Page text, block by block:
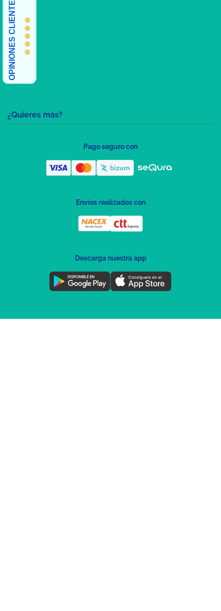
¿Quieres más?
OPINIONES CLIENTES
Pago seguro con
Envíos realizados con
Descarga nuestra app